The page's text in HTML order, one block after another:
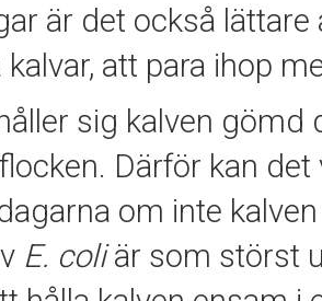
är det också
att para ihop
sig kalven
Därför kan
om inte
E. coliär som störst